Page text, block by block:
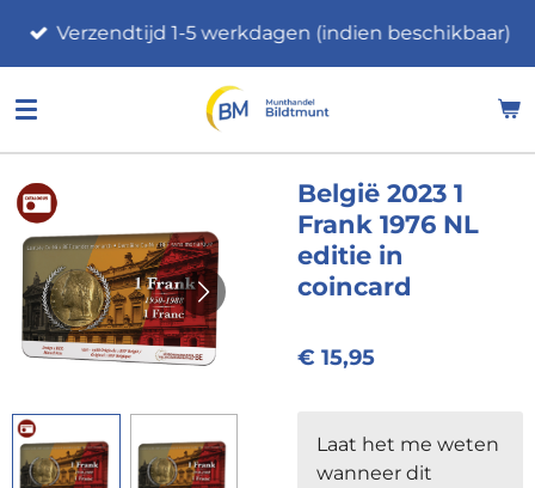
de
Verzendtijd 1-5 werkdagen (indien beschikbaar)
België 2023 1
Frank 1976 NL
editie in
coincard
€ 15,95
Laat het me weten
wanneer dit